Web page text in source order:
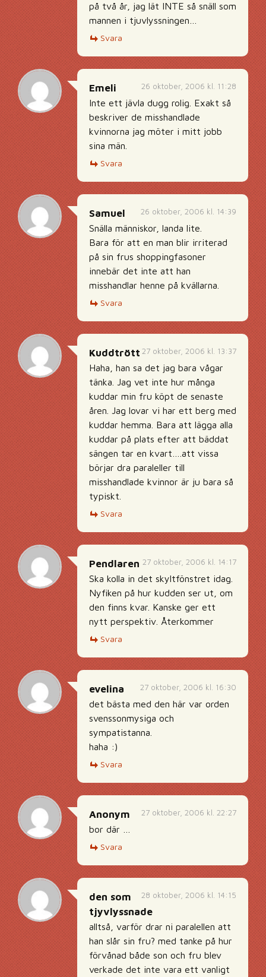
på två år, jag lät INTE så snäll som
mannen i tjuvlyssningen…
Svara
26 oktober, 2006 kl. 11:28
Emeli
Inte ett jävla dugg rolig. Exakt så
beskriver de misshandlade
kvinnorna jag möter i mitt jobb
sina män.
Svara
26 oktober, 2006 kl. 14:39
Samuel
Snälla människor, landa lite.
Bara för att en man blir irriterad
på sin frus shoppingfasoner
innebär det inte att han
misshandlar henne på kvällarna.
Svara
27 oktober, 2006 kl. 13:37
Kuddtrött
Haha, han sa det jag bara vågar
tänka. Jag vet inte hur många
kuddar min fru köpt de senaste
åren. Jag lovar vi har ett berg med
kuddar hemma. Bara att lägga alla
kuddar på plats efter att bäddat
sängen tar en kvart….att vissa
börjar dra paraleller till
misshandlade kvinnor är ju bara så
typiskt.
Svara
27 oktober, 2006 kl. 14:17
Pendlaren
Ska kolla in det skyltfönstret idag.
Nyfiken på hur kudden ser ut, om
den finns kvar. Kanske ger ett
nytt perspektiv. Återkommer
Svara
27 oktober, 2006 kl. 16:30
evelina
det bästa med den här var orden
svenssonmysiga och
sympatistanna.
haha :)
Svara
27 oktober, 2006 kl. 22:27
Anonym
bor där …
Svara
28 oktober, 2006 kl. 14:15
den som
tjyvlyssnade
alltså, varför drar ni paralellen att
han slår sin fru? med tanke på hur
förvånad både son och fru blev
verkade det inte vara ett vanligt